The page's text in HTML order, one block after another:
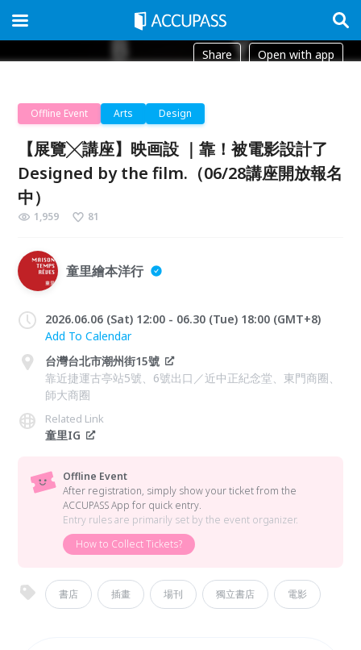
Share Open with app
Offline Event Arts Design
【展覽╳講座】映画設 ｜靠！被電影設計了
Designed by the film.（06/28講座開放報名
中）
1,959 81
童里繪本洋行
2026.06.06 (Sat) 12:00 - 06.30 (Tue) 18:00 (GMT+8)
Add To Calendar
台灣台北市潮州街15號
靠近捷運古亭站5號、6號出口／近中正紀念堂、東門商圈、
師大商圈
Related Link
童里IG
Offline Event
After registration, simply show your ticket from the
ACCUPASS App for quick entry.
Entry rules are primarily set by the event organizer.
How to Collect Tickets?
書店 插畫 場刊 獨立書店 電影